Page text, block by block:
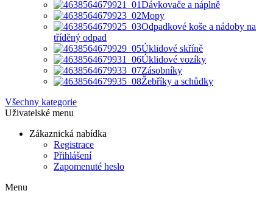
Dávkovače a náplně
Mopy
Odpadkové koše a nádoby na
tříděný odpad
Úklidové skříně
Úklidové vozíky
Zásobníky
Žebříky a schůdky
Všechny kategorie
Uživatelské menu
Zákaznická nabídka
Registrace
Přihlášení
Zapomenuté heslo
Menu